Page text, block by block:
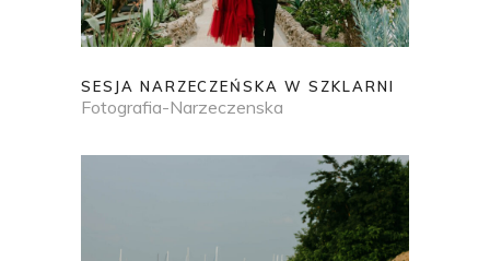
SESJA NARZECZEŃSKA W SZKLARNI
Fotografia-Narzeczenska